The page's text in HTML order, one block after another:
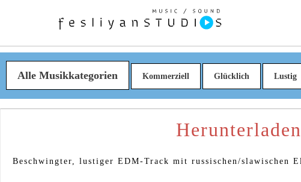
Alle Musikkategorien Kommerziell Glücklich Lustig
Beschwingter, lustiger EDM-Track mit russischen/slawischen